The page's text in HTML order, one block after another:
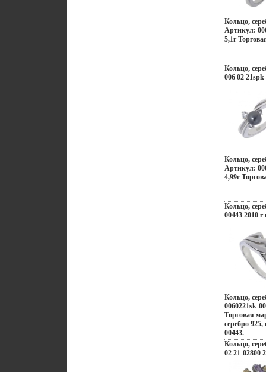
создания
дарят вам
своем успехе.
Кольцо,
Артикул:
5,1г
Кольцо,
006 02
Кольцо,
Артикул:
4,99г
Кольцо,
00443 2010
Кольцо,
0060221sk-
Торговая
серебро
00443.
Кольцо,
02 21-02800